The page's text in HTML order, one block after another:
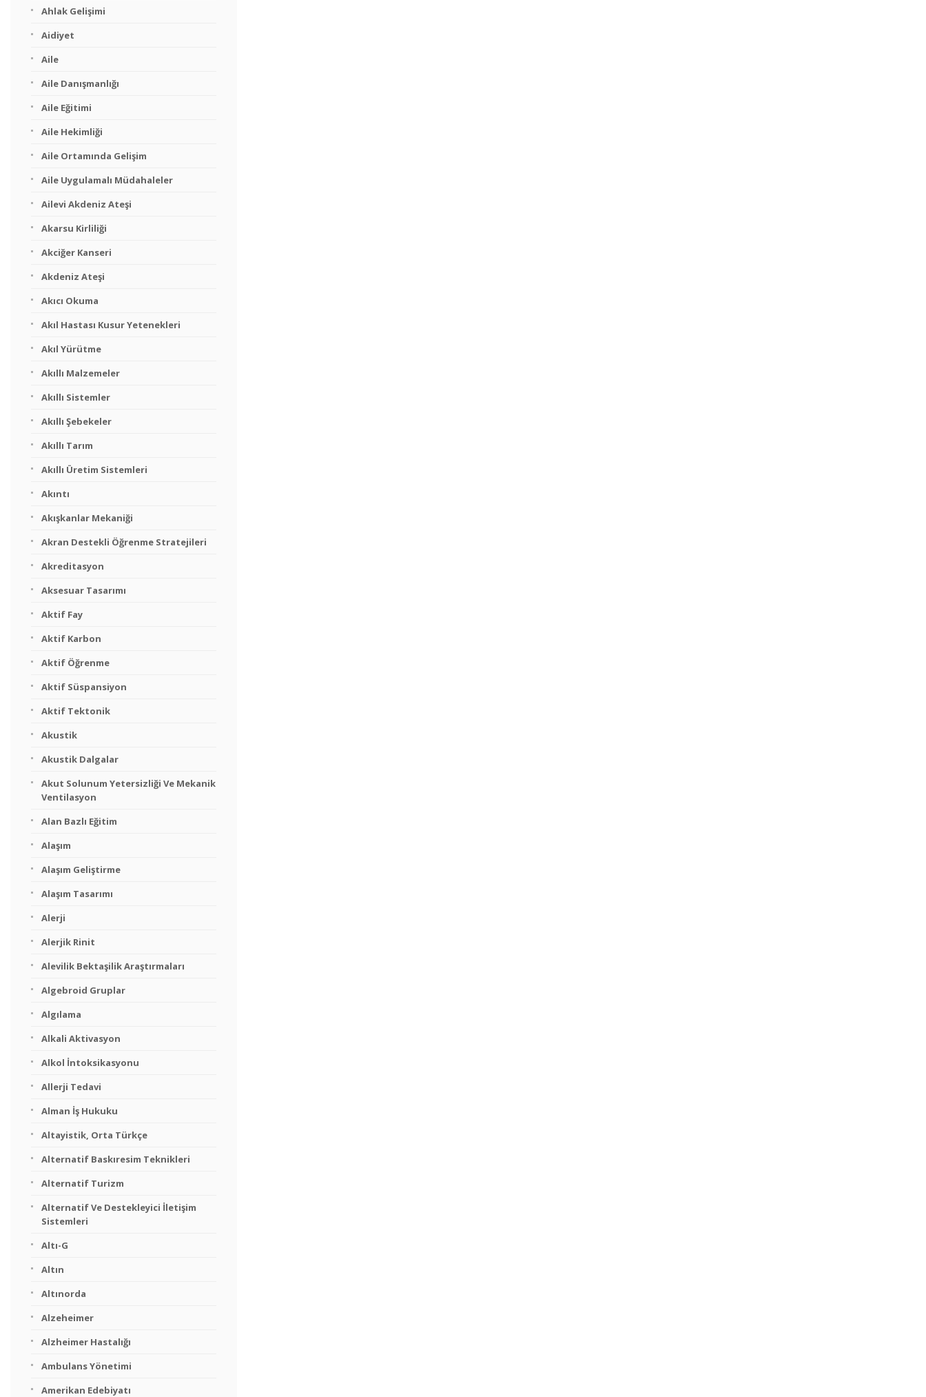
Ahlak Gelişimi
Aidiyet
Aile
Aile Danışmanlığı
Aile Eğitimi
Aile Hekimliği
Aile Ortamında Gelişim
Aile Uygulamalı Müdahaleler
Ailevi Akdeniz Ateşi
Akarsu Kirliliği
Akciğer Kanseri
Akdeniz Ateşi
Akıcı Okuma
Akıl Hastası Kusur Yetenekleri
Akıl Yürütme
Akıllı Malzemeler
Akıllı Sistemler
Akıllı Şebekeler
Akıllı Tarım
Akıllı Üretim Sistemleri
Akıntı
Akışkanlar Mekaniği
Akran Destekli Öğrenme Stratejileri
Akreditasyon
Aksesuar Tasarımı
Aktif Fay
Aktif Karbon
Aktif Öğrenme
Aktif Süspansiyon
Aktif Tektonik
Akustik
Akustik Dalgalar
Akut Solunum Yetersizliği Ve Mekanik
Ventilasyon
Alan Bazlı Eğitim
Alaşım
Alaşım Geliştirme
Alaşım Tasarımı
Alerji
Alerjik Rinit
Alevilik Bektaşilik Araştırmaları
Algebroid Gruplar
Algılama
Alkali Aktivasyon
Alkol İntoksikasyonu
Allerji Tedavi
Alman İş Hukuku
Altayistik, Orta Türkçe
Alternatif Baskıresim Teknikleri
Alternatif Turizm
Alternatif Ve Destekleyici İletişim
Sistemleri
Altı-G
Altın
Altınorda
Alzeheimer
Alzheimer Hastalığı
Ambulans Yönetimi
Amerikan Edebiyatı